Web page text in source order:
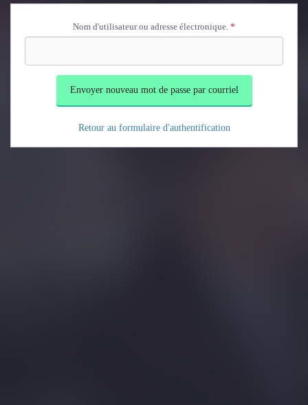
Aller au contenu principal
Nom d'utilisateur ou adresse électronique. *
Retour au formulaire d'authentification